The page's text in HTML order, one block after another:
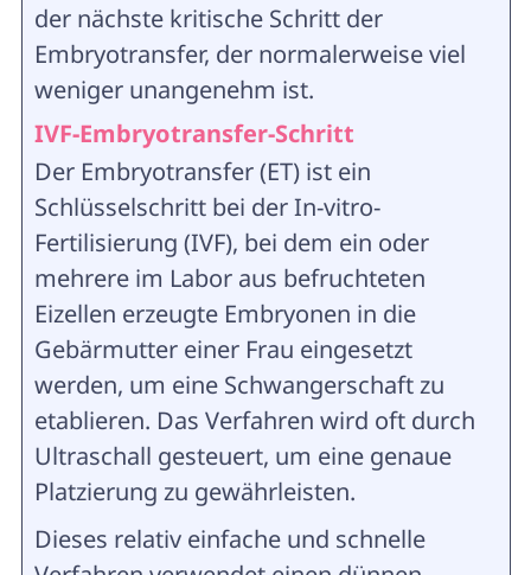
der nächste kritische Schritt der
Embryotransfer, der normalerweise viel
weniger unangenehm ist.
IVF-Embryotransfer-Schritt
Der Embryotransfer (ET) ist ein
Schlüsselschritt bei der In-vitro-
Fertilisierung (IVF), bei dem ein oder
mehrere im Labor aus befruchteten
Eizellen erzeugte Embryonen in die
Gebärmutter einer Frau eingesetzt
werden, um eine Schwangerschaft zu
etablieren. Das Verfahren wird oft durch
Ultraschall gesteuert, um eine genaue
Platzierung zu gewährleisten.
Dieses relativ einfache und schnelle